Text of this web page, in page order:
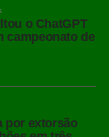
o ChatGPT
campeonato de
por extorsão